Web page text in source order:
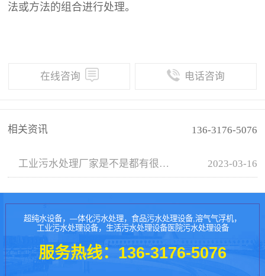
法或方法的组合进行处理。
在线咨询 电话咨询
相关资讯 136-3176-5076
工业污水处理厂家是不是都有很多资质证书？ 2023-03-16
超纯水设备，—体化污水处理，食品污水处理设备,溶气气浮机，
工业污水处理设备，生活污水处理设备医院污水处理设备
服务热线：136-3176-5076